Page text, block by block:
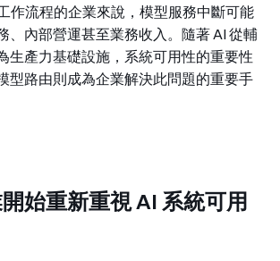
作流程的企業來說，模型服務中斷可能
、內部營運甚至業務收入。隨著 AI 從輔
生產力基礎設施，系統可用性的重要性
型路由則成為企業解決此問題的重要手
始重新重視 AI 系統可用